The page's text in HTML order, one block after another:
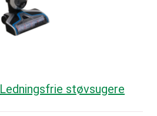
Ledningsfrie støvsugere